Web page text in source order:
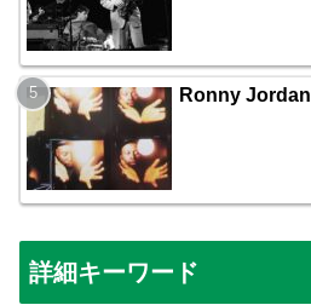
Ronny Jordan
詳細キーワード